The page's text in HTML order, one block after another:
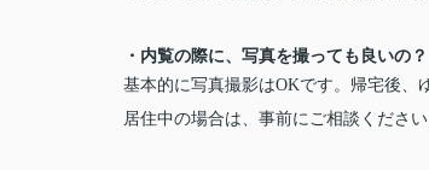
・内覧の際に、写真を撮っても良いの？
基本的に写真撮影はOKです。帰宅後、
居住中の場合は、事前にご相談ください